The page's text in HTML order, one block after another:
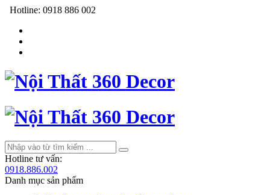
Hotline: 0918 886 002
Hotline tư vấn:
0918.886.002
Danh mục sản phẩm